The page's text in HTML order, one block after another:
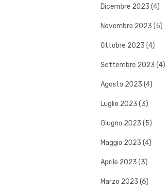
Dicembre 2023 (4)
Novembre 2023 (5)
Ottobre 2023 (4)
Settembre 2023 (4)
Agosto 2023 (4)
Luglio 2023 (3)
Giugno 2023 (5)
Maggio 2023 (4)
Aprile 2023 (3)
Marzo 2023 (6)